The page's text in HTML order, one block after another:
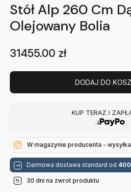
Stół Alp 260 Cm
Olejowany Bolia
31455.00 zł
DODAJ DO
KUP TERAZ I
W magazynie producenta -
Darmowa dostawa standard od
30 dni na zwrot produktu